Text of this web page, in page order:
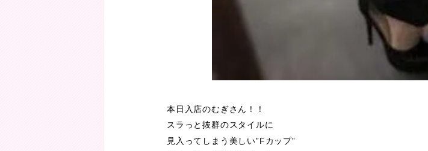
本日入店のむぎさん！！
スラっと抜群のスタイルに
見入ってしまう美しい”Fカップ”